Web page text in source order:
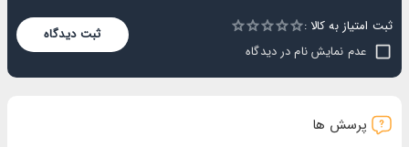
ثبت امتیاز به کالا :
1 Star
2 Stars
3 Stars
4 Stars
5 Stars
Empty
عدم نمایش نام در دیدگاه
ثبت دیدگاه
پرسش ها